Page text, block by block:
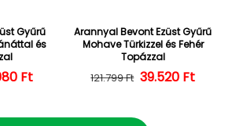
Gyűrű
és
ár ár
Ft
Arannyal Bevont Ezüst Gyűrű
Mohave Türkizzel és Fehér
Topázzal
Normál ár
121.799 Ft 39.520 Ft